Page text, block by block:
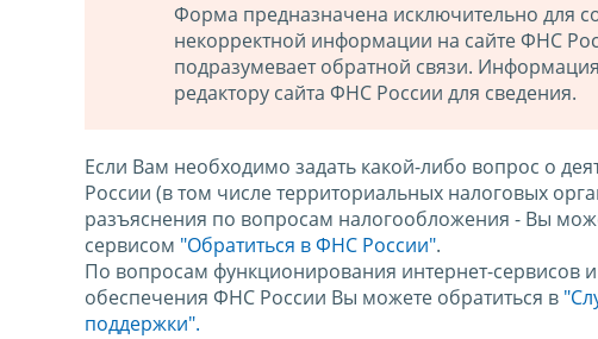
Форма предназначена исключительно для
некорректной информации на сайте ФНС
подразумевает обратной связи.
редактору сайта ФНС России для сведения.
Если Вам необходимо задать какой-либо вопрос о
России (в том числе территориальных налоговых
разъяснения по вопросам налогообложения - Вы
сервисом "Обратиться в ФНС России".
По вопросам функционирования интернет-сервисов
обеспечения ФНС России Вы можете обратиться в
поддержки".